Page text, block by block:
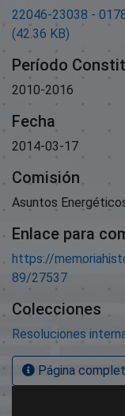
22046-23038 -
(42.36 KB)
Período
2010-2016
Fecha
2014-03-17
Comisión
Asuntos
Enlace para
https://
89/27537
Colecciones
Resoluciones
Página